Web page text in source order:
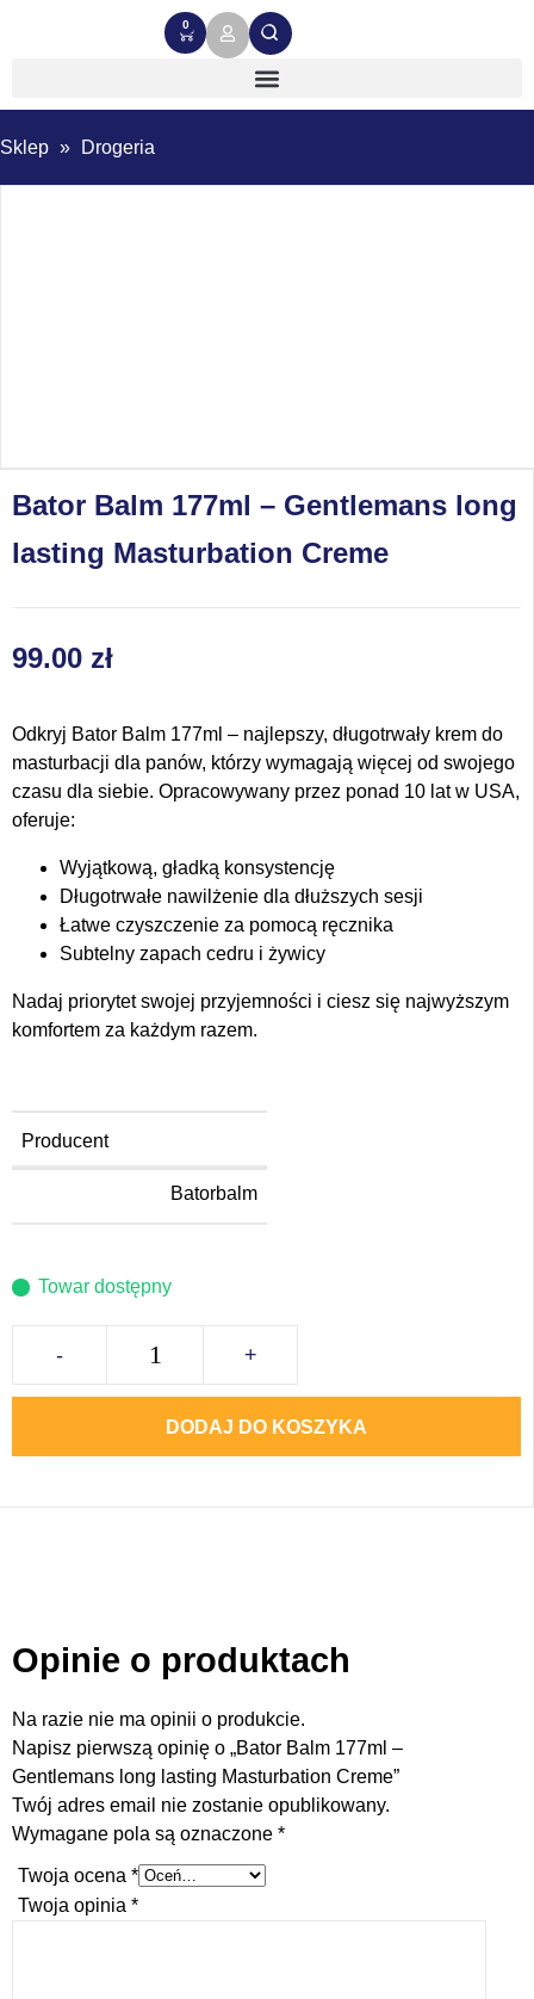
0
Sklep » Drogeria
Bator Balm 177ml – Gentlemans long
lasting Masturbation Creme
99.00 zł
Odkryj Bator Balm 177ml – najlepszy, długotrwały krem do
masturbacji dla panów, którzy wymagają więcej od swojego
czasu dla siebie. Opracowywany przez ponad 10 lat w USA,
oferuje:
Wyjątkową, gładką konsystencję
Długotrwałe nawilżenie dla dłuższych sesji
Łatwe czyszczenie za pomocą ręcznika
Subtelny zapach cedru i żywicy
Nadaj priorytet swojej przyjemności i ciesz się najwyższym
komfortem za każdym razem.
Producent
Batorbalm
Towar dostępny
- +
DODAJ DO KOSZYKA
Opinie o produktach
Na razie nie ma opinii o produkcie.
Napisz pierwszą opinię o „Bator Balm 177ml –
Gentlemans long lasting Masturbation Creme”
Twój adres email nie zostanie opublikowany.
Wymagane pola są oznaczone *
Twoja ocena *
Twoja opinia *